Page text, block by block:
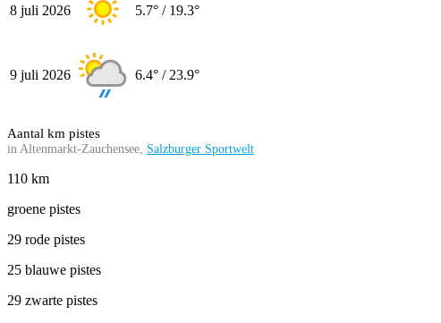
8 juli 2026 5.7° / 19.3°
9 juli 2026 6.4° / 23.9°
Aantal km pistes
in Altenmarkt-Zauchensee, Salzburger Sportwelt
110 km
groene pistes
29 rode pistes
25 blauwe pistes
29 zwarte pistes